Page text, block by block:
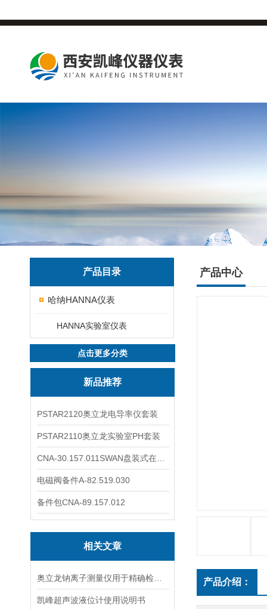
产品目录
哈纳HANNA仪表
HANNA实验室仪表
点击更多分类
新品推荐
PSTAR2120奥立龙电导率仪套装
PSTAR2110奥立龙实验室PH套装
电磁阀备件A-82.519.030
备件包CNA-89.157.012
相关文章
凯峰超声波液位计使用说明书
产品中心
产品介绍：